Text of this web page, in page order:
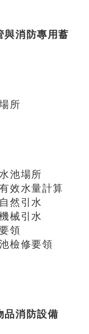
消防專用蓄
所
池場所
效水量計算
然引水
械引水
領
檢修要領
消防設備